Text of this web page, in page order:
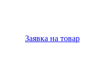
Заявка на товар